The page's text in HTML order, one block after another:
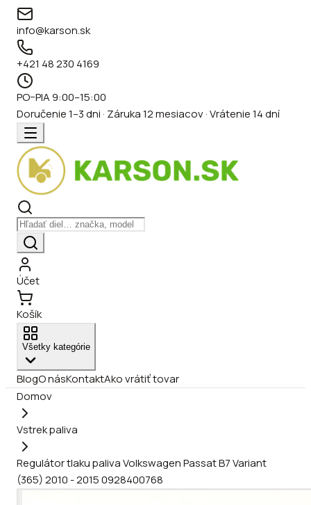
info@karson.sk
+421 48 230 4169
PO–PIA 9:00–15:00
Doručenie 1–3 dni · Záruka 12 mesiacov · Vrátenie 14 dní
Účet
Košík
Všetky kategórie
BlogO násKontaktAko vrátiť tovar
Domov
Vstrek paliva
Regulátor tlaku paliva Volkswagen Passat B7 Variant
(365) 2010 - 2015 0928400768